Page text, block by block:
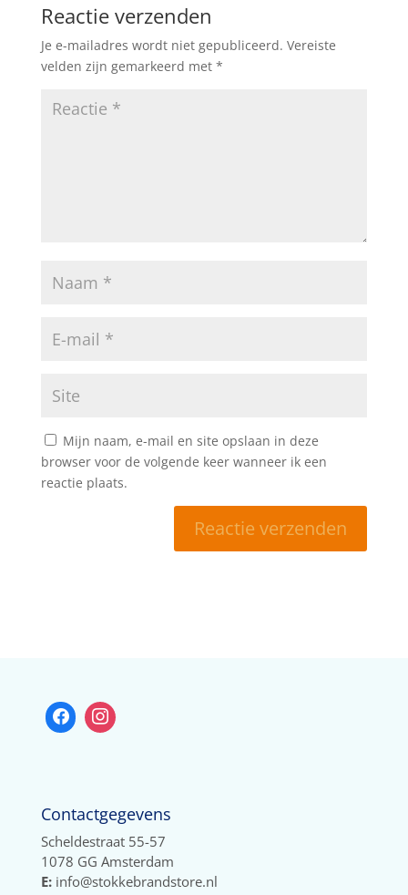
Reactie verzenden
Je e-mailadres wordt niet gepubliceerd. Vereiste
velden zijn gemarkeerd met *
Mijn naam, e-mail en site opslaan in deze
browser voor de volgende keer wanneer ik een
reactie plaats.
Contactgegevens
Scheldestraat 55-57
1078 GG Amsterdam
E:info@stokkebrandstore.nl